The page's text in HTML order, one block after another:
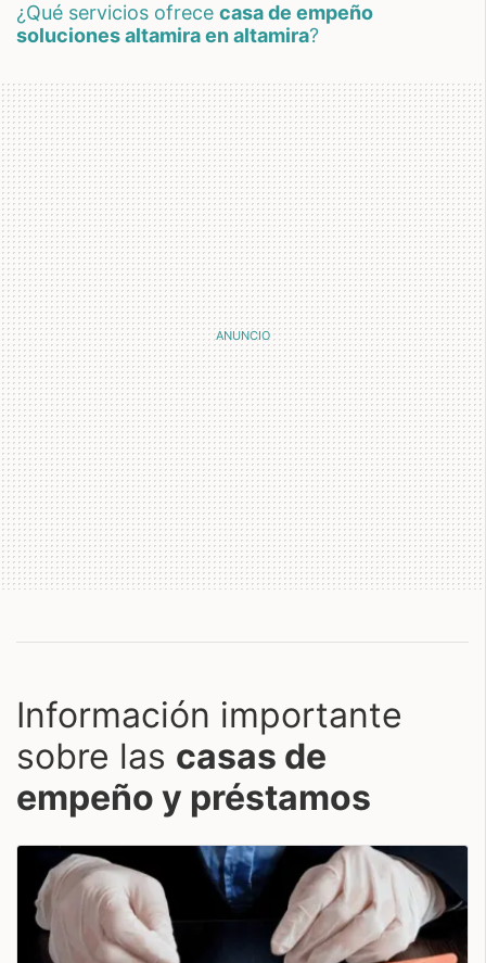
¿qué servicios ofrece casa de empeño
soluciones altamira en altamira?
Información importante
sobre las casas de
empeño y préstamos